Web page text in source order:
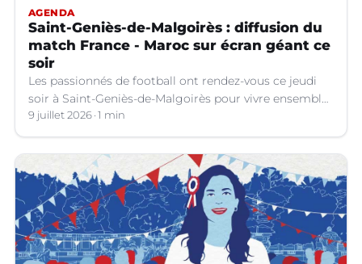
AGENDA
Saint-Geniès-de-Malgoirès : diffusion du
match France - Maroc sur écran géant ce
soir
Les passionnés de football ont rendez-vous ce jeudi
soir à Saint-Geniès-de-Malgoirès pour vivre ensemble
l'un des temps forts de la Coupe du Monde 2026.
9 juillet 2026 1 min